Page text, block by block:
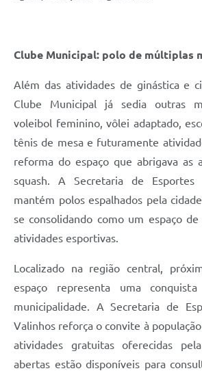
Clube Municipal: polo de múltiplas
Além das atividades de ginástica e
Clube Municipal já sedia outras
voleibol feminino, vôlei adaptado,
tênis de mesa e futuramente
reforma do espaço que abrigava as
squash. A Secretaria de
mantém polos espalhados pela
se consolidando como um espaço
atividades esportivas.
Localizado na região central,
espaço representa uma
municipalidade. A Secretaria de
Valinhos reforça o convite à
atividades gratuitas oferecidas
abertas estão disponíveis para